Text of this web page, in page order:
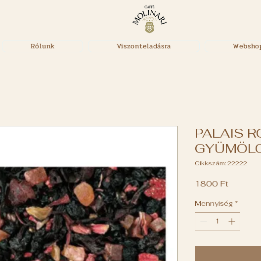
Rólunk Viszonteladásra
PALAIS
Cikkszám: 22222
1800 FtÁr
Mennyiség *